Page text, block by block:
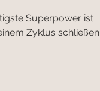
Superpower ist
Zyklus schließen